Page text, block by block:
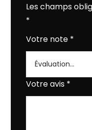
Les champs
*
Votre note *
Votre avis *